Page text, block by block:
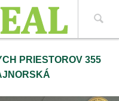
PRIESTOROV 355